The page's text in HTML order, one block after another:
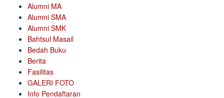
Alumni MA
Alumni SMA
Alumni SMK
Bahtsul Masail
Bedah Buku
Berita
Fasilitas
GALERI FOTO
Info Pendaftaran